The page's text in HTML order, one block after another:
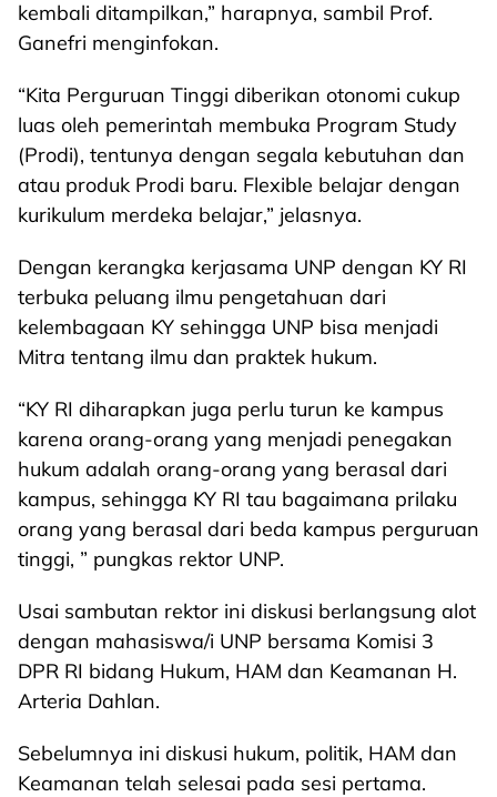
kembali ditampilkan,” harapnya, sambil Prof.
Ganefri menginfokan.
“Kita Perguruan Tinggi diberikan otonomi cukup
luas oleh pemerintah membuka Program Study
(Prodi), tentunya dengan segala kebutuhan dan
atau produk Prodi baru. Flexible belajar dengan
kurikulum merdeka belajar,” jelasnya.
Dengan kerangka kerjasama UNP dengan KY RI
terbuka peluang ilmu pengetahuan dari
kelembagaan KY sehingga UNP bisa menjadi
Mitra tentang ilmu dan praktek hukum.
“KY RI diharapkan juga perlu turun ke kampus
karena orang-orang yang menjadi penegakan
hukum adalah orang-orang yang berasal dari
kampus, sehingga KY RI tau bagaimana prilaku
orang yang berasal dari beda kampus perguruan
tinggi, ” pungkas rektor UNP.
Usai sambutan rektor ini diskusi berlangsung alot
dengan mahasiswa/i UNP bersama Komisi 3
DPR RI bidang Hukum, HAM dan Keamanan H.
Arteria Dahlan.
Sebelumnya ini diskusi hukum, politik, HAM dan
Keamanan telah selesai pada sesi pertama.